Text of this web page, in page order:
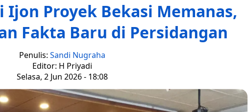
Ijon Proyek Bekasi Memanas,
Fakta Baru di Persidangan
Penulis: Sandi Nugraha
Editor: H Priyadi
Selasa, 2 Jun 2026 - 18:08